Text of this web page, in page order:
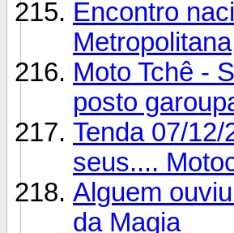
Encontro
Metropolitana
Moto Tchê -
posto
Tenda 07/
seus....
Alguem
da Magia